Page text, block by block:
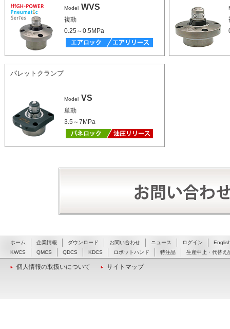
Model WVS
複動
0.25～0.5MPa
パレットクランプ
Model VS
単動
3.5～7MPa
ホーム 企業情報 ダウンロード お問い合わせ ニュース ログイン
KWCS
QMCS QDCS KDCS ロボットハンド 特注品 生産中止・代替え
個人情報の取扱いについて サイトマップ